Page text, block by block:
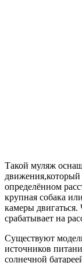
Такой муляж
движения,который
определённом
крупная собака
камеры двигаться.
срабатывает на
Существуют
источников
солнечной